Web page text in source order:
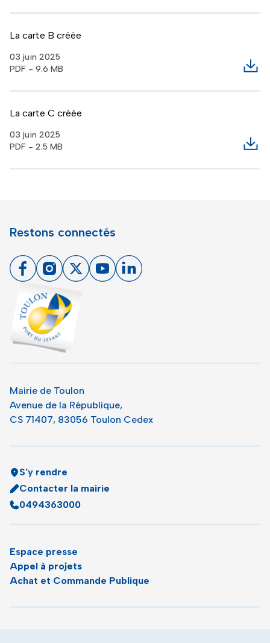
La carte B créée
03 juin 2025
PDF - 9.6 MB
La carte C créée
03 juin 2025
PDF - 2.5 MB
Restons connectés
FacebookInstagram
X YoutubeLinkedin
Mairie de Toulon
Avenue de la République,
CS 71407, 83056 Toulon Cedex
S'y rendre
Contacter la mairie
0494363000
Espace presse
Appel à projets
Achat et Commande Publique